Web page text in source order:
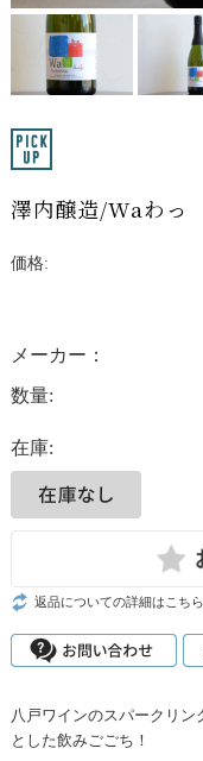
澤内醸造/Waわ
価格:
メーカー：
数量:
在庫:
返品についての詳細はこちら
八戸ワインのスパークリン
とした飲みごごち！